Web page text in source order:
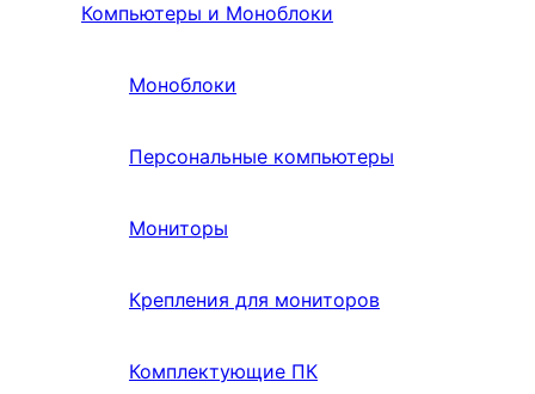
Компьютеры и Моноблоки
Моноблоки
Персональные компьютеры
Мониторы
Крепления для мониторов
Комплектующие ПК